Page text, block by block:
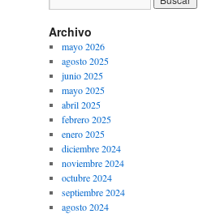
Archivo
mayo 2026
agosto 2025
junio 2025
mayo 2025
abril 2025
febrero 2025
enero 2025
diciembre 2024
noviembre 2024
octubre 2024
septiembre 2024
agosto 2024